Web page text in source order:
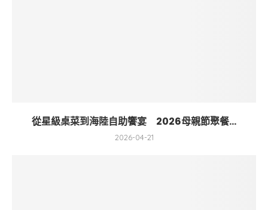
從星級桌菜到海陸自助饗宴 2026母親節聚餐...
2026-04-21